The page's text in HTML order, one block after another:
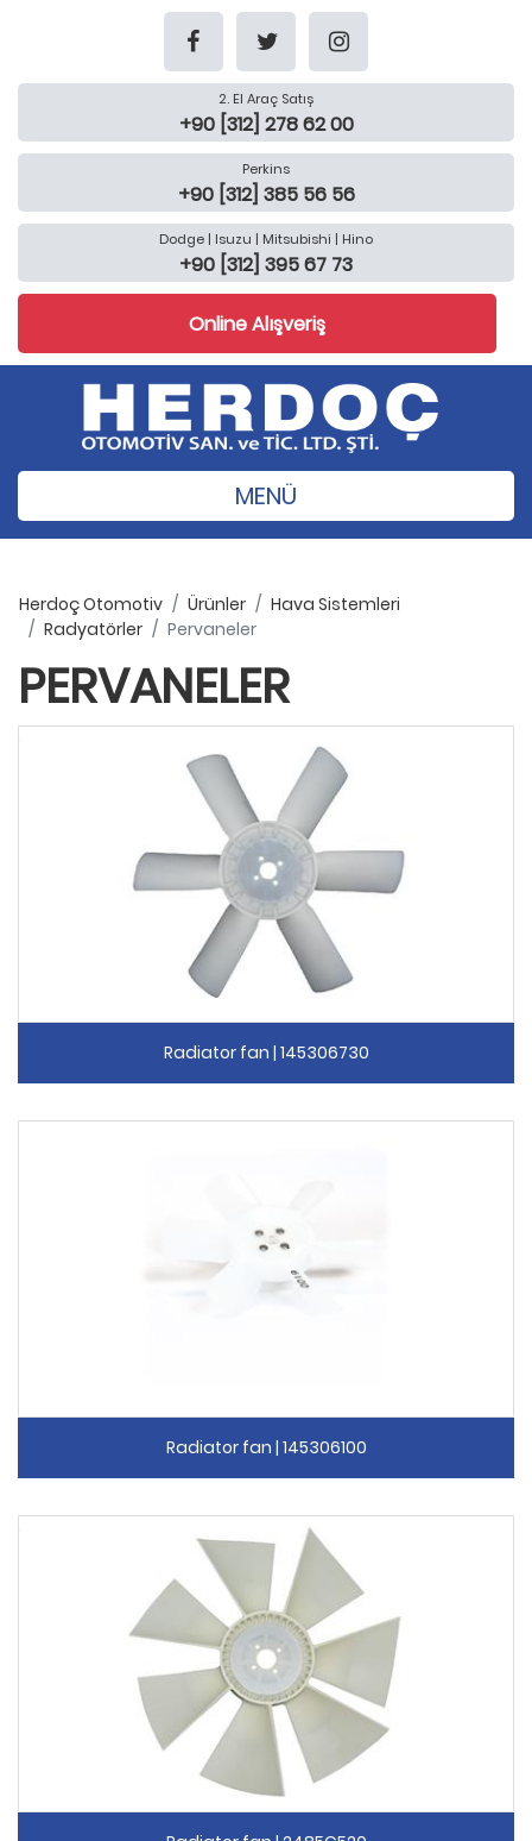
2. El Araç Satış
+90 [312] 278 62 00
Perkins
+90 [312] 385 56 56
Dodge | Isuzu | Mitsubishi | Hino
+90 [312] 395 67 73
Online Alışveriş
MENÜ
Herdoç Otomotiv Ürünler
Hava Sistemleri
Radyatörler
Pervaneler
PERVANELER
Radiator fan | 145306730
Radiator fan | 145306100